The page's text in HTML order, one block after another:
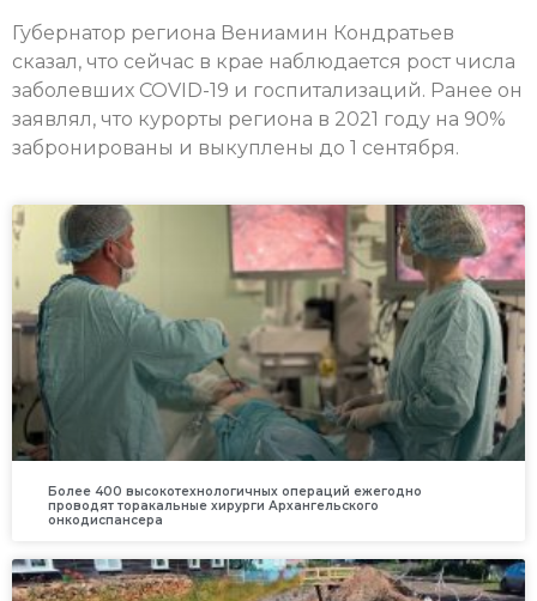
Губернатор региона Вениамин Кондратьев
сказал, что сейчас в крае наблюдается рост числа
заболевших COVID-19 и госпитализаций. Ранее он
заявлял, что курорты региона в 2021 году на 90%
забронированы и выкуплены до 1 сентября.
Более 400 высокотехнологичных операций ежегодно
проводят торакальные хирурги Архангельского
онкодиспансера